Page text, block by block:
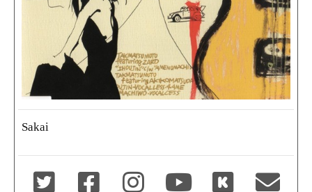
Sakai